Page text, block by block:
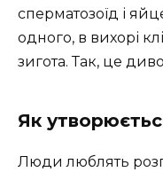
сперматозоїд і
одного, в вихорі
зигота. Так, це
Як
Люди люблять